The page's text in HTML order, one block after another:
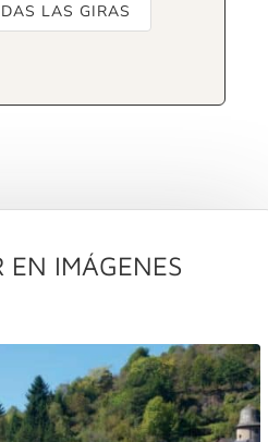
LAS GIRAS
EN IMÁGENES